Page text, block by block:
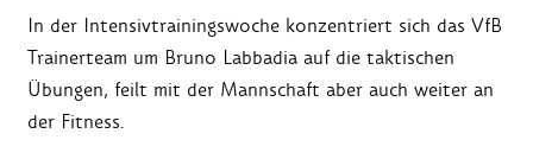
In der Intensivtrainingswoche konzentriert sich das VfB
Trainerteam um Bruno Labbadia auf die taktischen
Übungen, feilt mit der Mannschaft aber auch weiter an
der Fitness.